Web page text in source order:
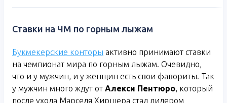
Ставки на ЧМ по горным лыжам
Букмекерские конторы активно принимают ставки
на чемпионат мира по горным лыжам. Очевидно,
что и у мужчин, и у женщин есть свои фавориты. Так
у мужчин много ждут от Алекси Пентюро, который
после ухода Марселя Хиршера стал лидером